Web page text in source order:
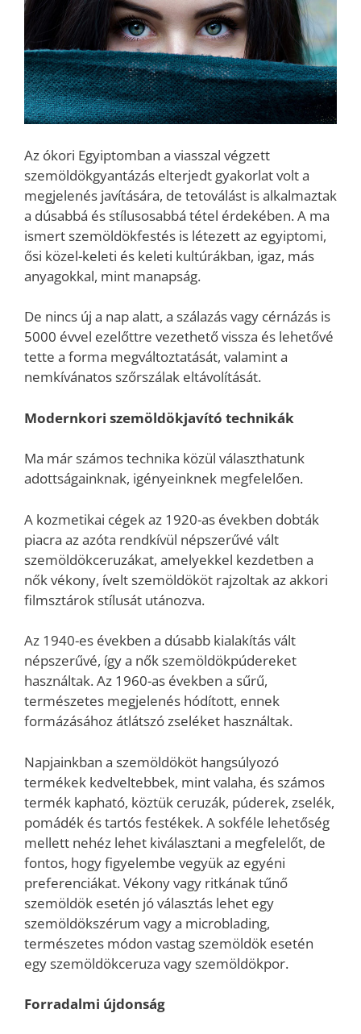
Az ókori Egyiptomban a viasszal végzett
szemöldökgyantázás elterjedt gyakorlat volt a
megjelenés javítására, de tetoválást is alkalmaztak
a dúsabbá és stílusosabbá tétel érdekében. A ma
ismert szemöldökfestés is létezett az egyiptomi,
ősi közel-keleti és keleti kultúrákban, igaz, más
anyagokkal, mint manapság.
De nincs új a nap alatt, a szálazás vagy cérnázás is
5000 évvel ezelőttre vezethető vissza és lehetővé
tette a forma megváltoztatását, valamint a
nemkívánatos szőrszálak eltávolítását.
Modernkori szemöldökjavító technikák
Ma már számos technika közül választhatunk
adottságainknak, igényeinknek megfelelően.
A kozmetikai cégek az 1920-as években dobták
piacra az azóta rendkívül népszerűvé vált
szemöldökceruzákat, amelyekkel kezdetben a
nők vékony, ívelt szemöldököt rajzoltak az akkori
filmsztárok stílusát utánozva.
Az 1940-es években a dúsabb kialakítás vált
népszerűvé, így a nők szemöldökpúdereket
használtak. Az 1960-as években a sűrű,
természetes megjelenés hódított, ennek
formázásához átlátszó zseléket használtak.
Napjainkban a szemöldököt hangsúlyozó
termékek kedveltebbek, mint valaha, és számos
termék kapható, köztük ceruzák, púderek, zselék,
pomádék és tartós festékek. A sokféle lehetőség
mellett nehéz lehet kiválasztani a megfelelőt, de
fontos, hogy figyelembe vegyük az egyéni
preferenciákat. Vékony vagy ritkának tűnő
szemöldök esetén jó választás lehet egy
szemöldökszérum vagy a microblading,
természetes módon vastag szemöldök esetén
egy szemöldökceruza vagy szemöldökpor.
Forradalmi újdonság